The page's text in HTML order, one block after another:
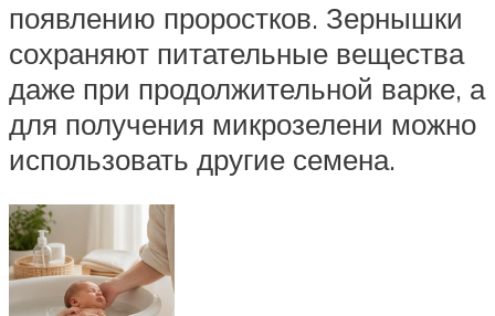
появлению проростков. Зернышки
сохраняют питательные вещества
даже при продолжительной варке, а
для получения микрозелени можно
использовать другие семена.